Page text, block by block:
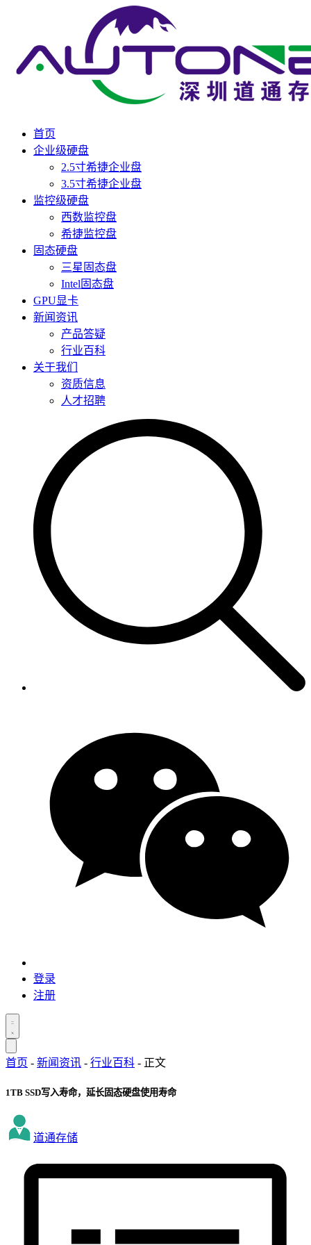
首页
企业级硬盘
2.5寸希捷企业盘
3.5寸希捷企业盘
监控级硬盘
西数监控盘
希捷监控盘
固态硬盘
三星固态盘
Intel固态盘
GPU显卡
新闻资讯
产品答疑
行业百科
关于我们
资质信息
人才招聘
登录
注册
首页 - 新闻资讯 - 行业百科 - 正文
1TB SSD写入寿命，延长固态硬盘使用寿命
道通存储